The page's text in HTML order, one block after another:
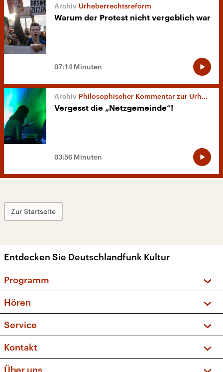
Urheberrechtsreform
Warum der Protest nicht vergeblich war
07:14 Minuten
Philosophischer Kommentar zur Urheberrechtsreform
Vergesst die „Netzgemeinde“!
03:56 Minuten
Zur Startseite
Entdecken Sie Deutschlandfunk Kultur
Programm
Sendungen und Podcasts
Musikliste
Kakadu – Das Kinderprogramm
Hören
Frequenzen (UKW + DAB+)
Service
FAQ
Apps
Kontakt
Über uns